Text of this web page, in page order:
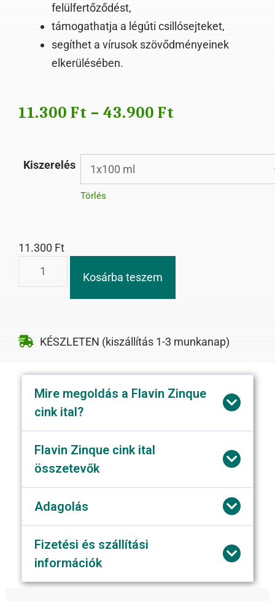
felülfertőződést,
támogathatja a légúti csillósejteket,
segíthet a vírusok szövődményeinek
elkerülésében.
11.300 Ft – 43.900Ft
Kiszerelés
Törlés
11.300 Ft
Kosárba teszem
KÉSZLETEN (kiszállítás 1-3 munkanap)
Mire megoldás a Flavin Zinque
cink ital?
Flavin Zinque cink ital
összetevők
Adagolás
Fizetési és szállítási
információk